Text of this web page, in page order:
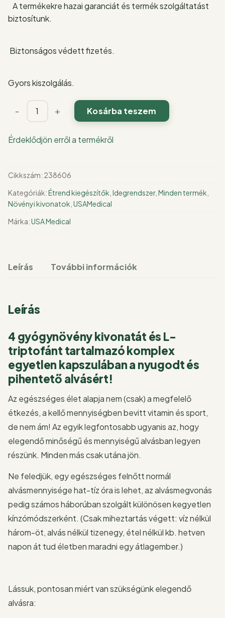
A termékekre hazai garanciát és termék szolgáltatást
biztosítunk.
Biztonságos védett fizetés.
Gyors kiszolgálás.
alvás”
db
mennyiség
- + Kosárba teszem
Érdeklődjön erről a termékről
Cikkszám: 238606
Kategóriák:Étrend kiegészítők Idegrendszer, Minden termék
Növényi kivonatok USAMedical
Márka:USA Medical
Leírás További információk
Leírás
4 gyógynövény kivonatát és L-
triptofánt tartalmazó komplex
egyetlen kapszulában a nyugodt és
pihentető alvásért!
Az egészséges élet alapja nem (csak) a megfelelő
étkezés, a kellő mennyiségben bevitt vitamin és sport,
de nem ám! Az egyik legfontosabb ugyanis az, hogy
elegendő minőségű és mennyiségű alvásban legyen
részünk. Minden más csak utána jön.
Ne feledjük, egy egészséges felnőtt normál
alvásmennyisége hat-tíz óra is lehet, az alvásmegvonás
pedig számos háborúban szolgált különösen kegyetlen
kínzómódszerként. (Csak miheztartás végett: víz nélkül
három-öt, alvás nélkül tizenegy, étel nélkül kb. hetven
napon át tud életben maradni egy átlagember.)
Lássuk, pontosan miért van szükségünk elegendő
alvásra: